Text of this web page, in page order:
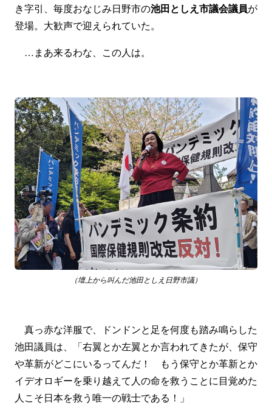
き字引、毎度おなじみ日野市の池田としえ市議会議員が
登場。大歓声で迎えられていた。
…まあ来るわな、この人は。
（壇上から叫んだ池田としえ日野市議）
真っ赤な洋服で、ドンドンと足を何度も踏み鳴らした
池田議員は、「右翼とか左翼とか言われてきたが、保守
や革新がどこにいるってんだ！ もう保守とか革新とか
イデオロギーを乗り越えて人の命を救うことに目覚めた
人こそ日本を救う唯一の戦士である！」